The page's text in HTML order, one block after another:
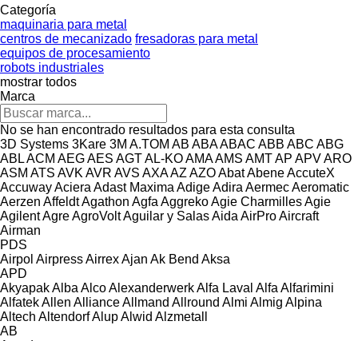
Categoría
maquinaria para metal
centros de mecanizado fresadoras para metal
equipos de procesamiento
robots industriales
mostrar todos
Marca
No se han encontrado resultados para esta consulta
3D Systems 3Kare 3M A.TOM AB ABAABAC ABB ABC ABG
ABLACM AEGAES AGTAL-KOAMAAMS AMTAP APVARO
ASM ATS AVK AVR AVS AXAAZ AZOAbatAbeneAccuteX
AccuwayAciera Adast Maxima AdigeAdira AermecAeromatic
Aerzen AffeldtAgathon Agfa AggrekoAgie CharmillesAgie
AgilentAgreAgroVoltAguilar y SalasAida AirProAircraft
Airman
PDS
Airpol AirpressAirrexAjan Ak Bend Aksa
APD
AkyapakAlba AlcoAlexanderwerkAlfa Laval Alfa Alfarimini
AlfatekAllen AllianceAllmand Allround Almi Almig Alpina
Altech AltendorfAlupAlwid Alzmetall
AB